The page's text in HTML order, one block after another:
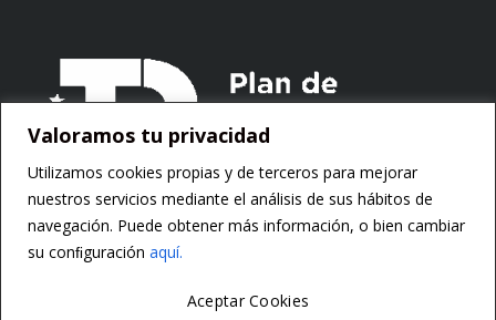
Valoramos tu privacidad
Utilizamos cookies propias y de terceros para mejorar
nuestros servicios mediante el análisis de sus hábitos de
navegación. Puede obtener más información, o bien cambiar
su conﬁguración aquí.
Aceptar Cookies